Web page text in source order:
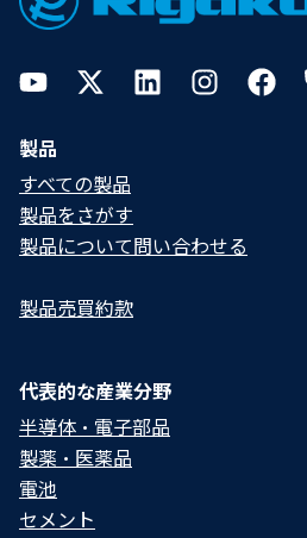
YouTubeTwitterLinkedInInstagram
製品
すべての製品
製品をさがす
製品について問い合わせる​
製品売買約款
代表的な産業分野
半導体・電子部品
製薬・医薬品
電池
セメント